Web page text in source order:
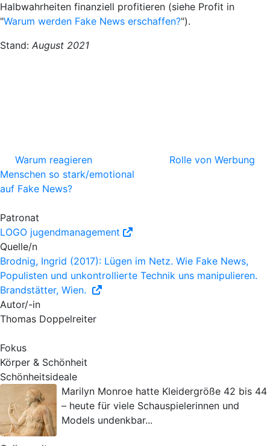
Halbwahrheiten finanziell profitieren (siehe Profit in
"Warum werden Fake News erschaffen?").
Stand: August 2021
Warum reagieren
Menschen so stark/emotional
auf Fake News?
Rolle von Werbung
Patronat
LOGO jugendmanagement
Quelle/n
Brodnig, Ingrid (2017): Lügen im Netz. Wie Fake News,
Populisten und unkontrollierte Technik uns manipulieren.
Brandstätter, Wien.
Autor/-in
Thomas Doppelreiter
Fokus
Körper & Schönheit
Schönheitsideale
Marilyn Monroe hatte Kleidergröße 42 bis 44
– heute für viele Schauspielerinnen und
Models undenkbar...